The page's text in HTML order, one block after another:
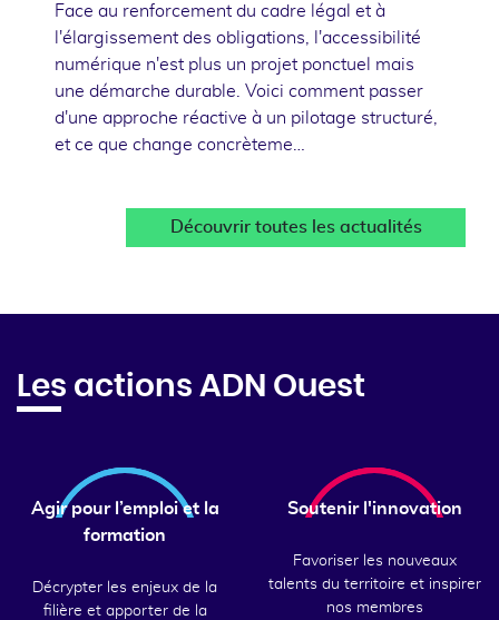
Face au renforcement du cadre légal et à
l'élargissement des obligations, l'accessibilité
numérique n'est plus un projet ponctuel mais
une démarche durable. Voici comment passer
d'une approche réactive à un pilotage structuré,
et ce que change concrèteme…
Découvrir toutes les actualités
Les actions ADN Ouest
Agir pour l’emploi et la
formation
Décrypter les enjeux de la
filière et apporter de la
Soutenir l'innovation
Favoriser les nouveaux
talents du territoire et inspirer
nos membres